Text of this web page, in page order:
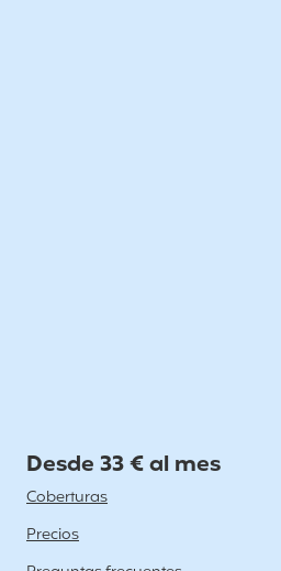
Desde 33 € al mes
Coberturas
Precios